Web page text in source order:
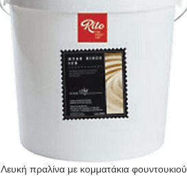
ΔΙΑΒΆΣΤΕ ΠΕΡΙΣΣΌΤΕΡΑ
Λευκή πραλίνα με κομματάκια φουντουκιού